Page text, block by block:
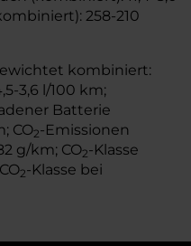
258-210
kombiniert:
3,6 l/100 km;
Batterie
CO2-Emissionen
g/km; CO2-Klasse
2-Klasse bei